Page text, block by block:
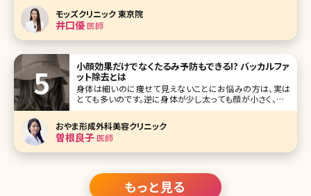
多い銀座のモッズクリニック。海外からの患者さんも多く、日
帰りや一泊二日で脂肪吸引の対応することもあるとか。ダウ
モッズクリニック 東京院
井口優医師
小顔効果だけでなくたるみ予防もできる!? バッカルファ
ット除去とは
身体は細いのに痩せて見えないことにお悩みの方は、実は
とても多いのです。逆に身体が少し太っても顔が小さく、フェ
イスラインがすっきり細ければあまり太って見えないという
方もいます。 筆者は、患者さんからも顔が丸くて悩んでいると
よく相談されることがあります。そのような時にお勧めできる
施術はたくさんあり
おやま形成外科美容クリニック
曽根良子医師
もっと見る